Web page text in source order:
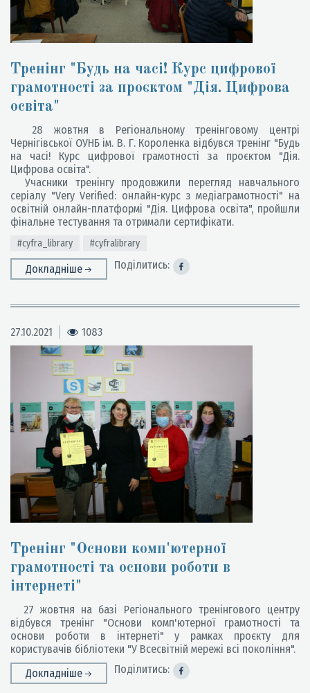
Тренінг "Будь на часі! Курс цифрової
грамотності за проєктом "Дія. Цифрова
освіта"
28 жовтня в Регіональному тренінговому центрі
Чернігівської ОУНБ ім. В. Г. Короленка відбувся тренінг "Будь
на часі! Курс цифрової грамотності за проєктом "Дія.
Цифрова освіта".
Учасники тренінгу продовжили перегляд навчального
серіалу "Very Verified: онлайн-курс з медіаграмотності" на
освітній онлайн-платформі "Дія. Цифрова освіта", пройшли
фінальне тестування та отримали сертифікати.
#cyfra_library #cyfralibrary
Докладніше Поділитись:
27.10.2021 1083
Тренінг "Основи комп'ютерної
грамотності та основи роботи в
інтернеті"
27 жовтня на базі Регіонального тренінгового центру
відбувся тренінг "Основи комп'ютерної грамотності та
основи роботи в інтернеті" у рамках проєкту для
користувачів бібліотеки "У Всесвітній мережі всі покоління".
Докладніше
Поділитись: